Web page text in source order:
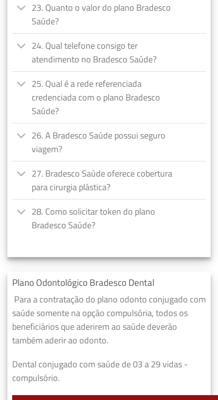
23. Quanto o valor do plano Bradesco
Saúde?
24. Qual telefone consigo ter
atendimento no Bradesco Saúde?
25. Qual é a rede referenciada
credenciada com o plano Bradesco
Saúde?
26. A Bradesco Saúde possui seguro
viagem?
27. Bradesco Saúde oferece cobertura
para cirurgia plástica?
28. Como solicitar token do plano
Bradesco Saúde?
Plano Odontológico Bradesco Dental
Para a contratação do plano odonto conjugado com
saúde somente na opção compulsória, todos os
beneficiários que aderirem ao saúde deverão
também aderir ao odonto.
Dental conjugado com saúde de 03 a 29 vidas -
compulsório.